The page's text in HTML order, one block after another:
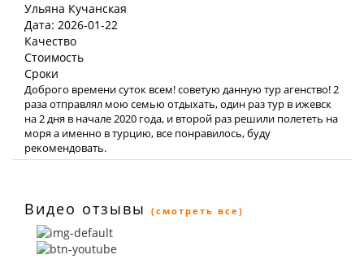
Ульяна Кучанская
Дата: 2026-01-22
Качество
Стоимость
Сроки
Доброго времени суток всем! советую данную тур агенство! 2
раза отправлял мою семью отдыхать, один раз тур в ижевск
на 2 дня в начале 2020 года, и второй раз решили полететь на
моря а именно в турцию, все понравилось, буду
рекомендовать.
Видео отзывы (смотреть все)